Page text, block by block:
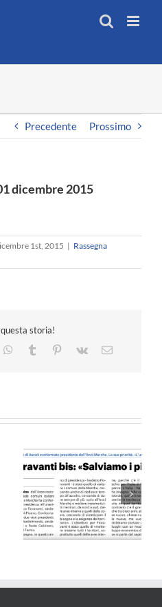
Precedente Prossimo
dicembre 2015
1st, 2015 | Rassegna
storia!
WhatsApp
Tumblr Pinterest
Vk Email
Il Resto del Carlino –
25.05.24